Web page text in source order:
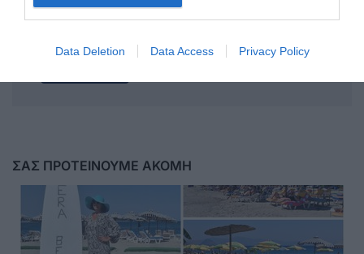
Data Deletion Data Access Privacy Policy
ΣΑΣ ΠΡΟΤΕΙΝΟΥΜΕ ΑΚΟΜΗ